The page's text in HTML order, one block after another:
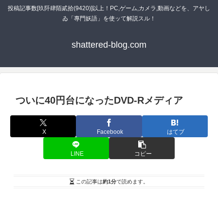
投稿記事数[玖阡肆陌貳拾(9420)]以上！PC,ゲーム,カメラ,動画などを、アヤし
ゐ「專門妖語」を使ッて解説スル！
shattered-blog.com
ついに40円台になったDVD-Rメディア
X Facebook はてブ
LINE コピー
この記事は約1分で読めます。